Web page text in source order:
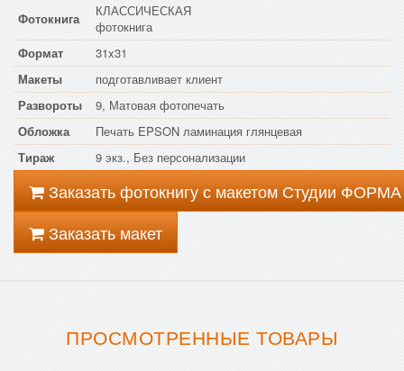
Фотокнига
КЛАССИЧЕСКАЯ
фотокнига
Формат
31x31
Макеты
подготавливает клиент
Развороты
9, Матовая фотопечать
Обложка
Печать EPSON ламинация глянцевая
Тираж
9 экз., Без персонализации
Заказать фотокнигу с макетом Студии ФОРМА
Заказать макет
ПРОСМОТРЕННЫЕ ТОВАРЫ